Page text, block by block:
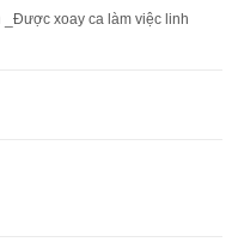
_Được xoay ca làm việc linh